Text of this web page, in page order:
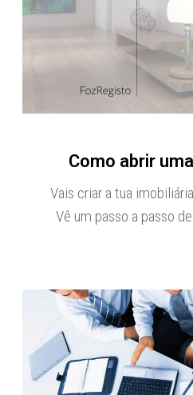
Como abrir
Vais criar a tua
Vê um passo a passo